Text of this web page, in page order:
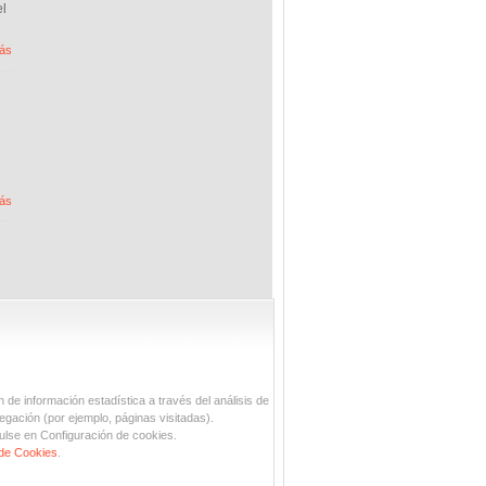
de información estadística a través del análisis de
(por ejemplo, páginas visitadas).
en Configuración de cookies.
Cookies